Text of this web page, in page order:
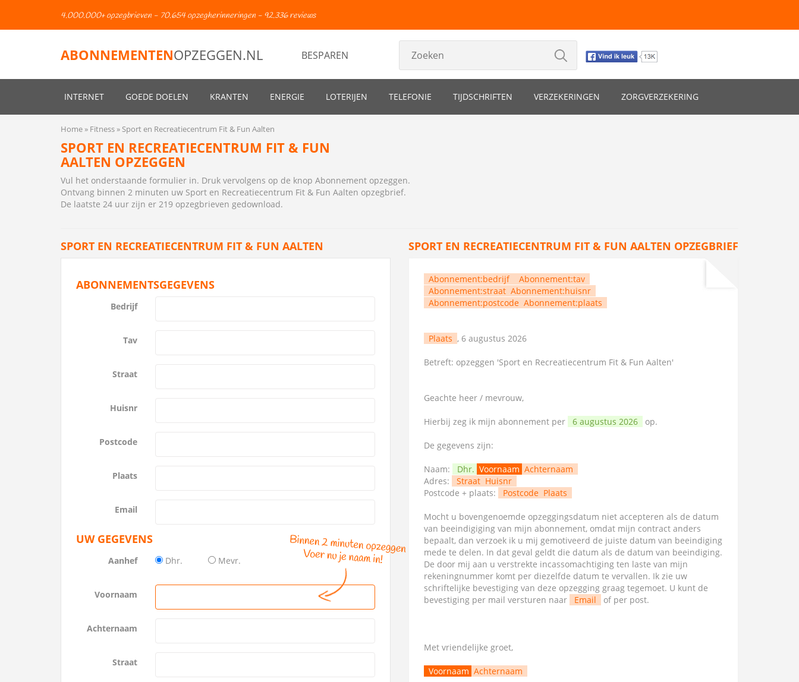
4.000.000+ opzegbrieven - 70.654 opzegherinneringen - 92.336 reviews
ABONNEMENTENOPZEGGEN.NL BESPAREN
INTERNET GOEDE DOELEN KRANTEN ENERGIE LOTERIJEN TELEFONIE TIJDSCHRIFTEN VERZEKERINGEN ZORGVERZEKERING
Home Fitness Sport en Recreatiecentrum Fit & Fun Aalten
SPORT EN RECREATIECENTRUM FIT & FUN
AALTEN OPZEGGEN
Vul het onderstaande formulier in. Druk vervolgens op de knop Abonnement opzeggen.
Ontvang binnen 2 minuten uw Sport en Recreatiecentrum Fit & Fun Aalten opzegbrief.
De laatste 24 uur zijn er 219 opzegbrieven gedownload.
SPORT EN RECREATIECENTRUM FIT & FUN AALTEN
ABONNEMENTSGEGEVENS
Bedrijf
Tav
Straat
Huisnr
Postcode
Plaats
Email
UW GEGEVENS
Aanhef Dhr. Mevr.
Voornaam
Achternaam
Straat
SPORT EN RECREATIECENTRUM FIT & FUN AALTEN OPZEGBRIEF
Abonnement:bedrijf
Abonnement:tav
Abonnement:straat Abonnement:huisnr
Abonnement:postcode Abonnement:plaats
Plaats , 6 augustus 2026
Betreft: opzeggen 'Sport en Recreatiecentrum Fit & Fun Aalten'
Geachte heer / mevrouw,
Hierbij zeg ik mijn abonnement per 6 augustus 2026 op.
De gegevens zijn:
Naam: Dhr. Voornaam Achternaam
Adres:
Straat Huisnr
Postcode + plaats:
Postcode Plaats
Mocht u bovengenoemde opzeggingsdatum niet accepteren als de datum
van beeindigiging van mijn abonnement, omdat mijn contract anders
bepaalt, dan verzoek ik u mij gemotiveerd de juiste datum van beeindiging
mede te delen. In dat geval geldt die datum als de datum van beeindiging.
De door mij aan u verstrekte incassomachtiging ten laste van mijn
rekeningnummer komt per diezelfde datum te vervallen. Ik zie uw
schriftelijke bevestiging van deze opzegging graag tegemoet. U kunt de
bevestiging per mail versturen naar
Email of per post.
Met vriendelijke groet,
Voornaam Achternaam